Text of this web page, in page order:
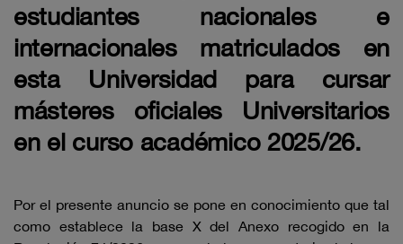
estudiantes nacionales e
internacionales matriculados en
esta Universidad para cursar
másteres oficiales Universitarios
en el curso académico 2025/26.
Por el presente anuncio se pone en conocimiento que tal
como establece la base X del Anexo recogido en la